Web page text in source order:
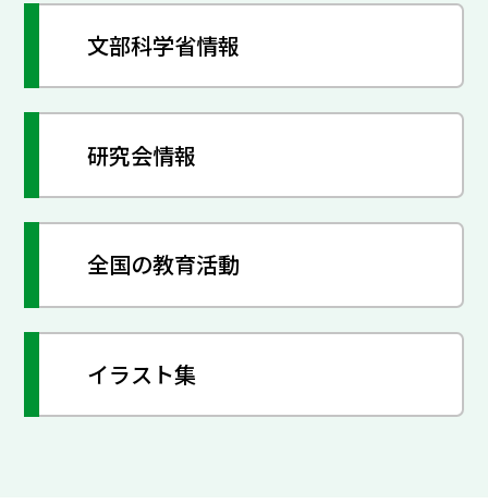
文部科学省情報
研究会情報
全国の教育活動
イラスト集